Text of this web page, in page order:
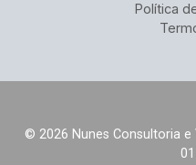
Política
© 2026 Nunes Consultoria e